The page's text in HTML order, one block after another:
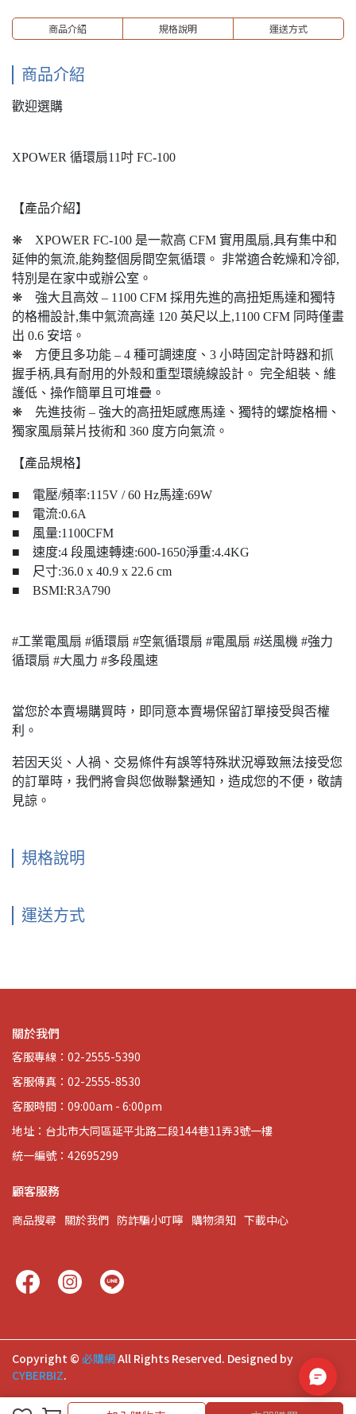
商品介紹 規格說明 運送方式
商品介紹
歡迎選購
XPOWER 循環扇11吋 FC-100
【產品介紹】
❋ XPOWER FC-100 是一款高 CFM 實用風扇,具有集中和
延伸的氣流,能夠整個房間空氣循環。 非常適合乾燥和冷卻,
特別是在家中或辦公室。 ​
❋ 強大且高效 – 1100 CFM 採用先進的高扭矩馬達和獨特
的格柵設計,集中氣流高達 120 英尺以上,1100 CFM 同時僅畫
出 0.6 安培。
❋ 方便且多功能 – 4 種可調速度、3 小時固定計時器和抓
握手柄,具有耐用的外殼和重型環繞線設計。 完全組裝、維
護低、操作簡單且可堆疊。 ​
❋ 先進技術 – 強大的高扭矩感應馬達、獨特的螺旋格柵、
獨家風扇葉片技術和 360 度方向氣流。
【產品規格】
■ 電壓/頻率:115V / 60 Hz馬達:69W
■ 電流:0.6A
■ 風量:1100CFM
■ 速度:4 段風速轉速:600-1650淨重:4.4KG
■ 尺寸:36.0 x 40.9 x 22.6 cm
■ BSMI:R3A790
#工業電風扇 #循環扇 #空氣循環扇 #電風扇 #送風機 #強力
循環扇 #大風力 #多段風速
當您於本賣場購買時，即同意本賣場保留訂單接受與否權
利。
若因天災、人禍、交易條件有誤等特殊狀況導致無法接受您
的訂單時，我們將會與您做聯繫通知，造成您的不便，敬請
見諒。
規格說明
運送方式
關於我們
客服專線：02-2555-5390
客服傳真：02-2555-8530
客服時間：09:00am - 6:00pm
地址：台北市大同區延平北路二段144巷11弄3號一樓
統一編號：42695299
顧客服務
商品搜尋 關於我們 防詐騙小叮嚀 購物須知 下載中心
Copyright © 必購網All Rights Reserved. Designed by
CYBERBIZ.